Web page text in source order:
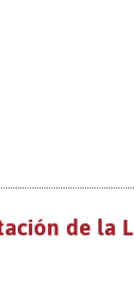
de la